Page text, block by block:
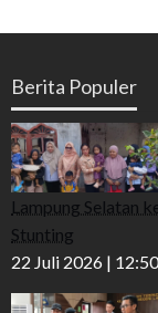
Berita Populer
Lampung Selatan
Stunting
22 Juli 2026 |